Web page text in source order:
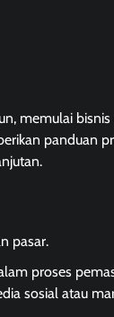
memulai
panduan
pasar.
proses
sosial atau